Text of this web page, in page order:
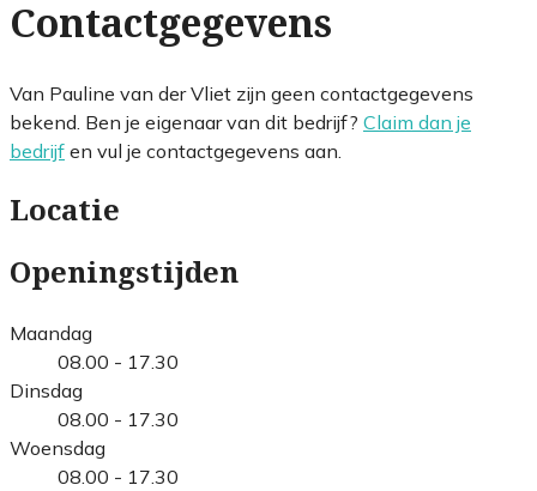
Contactgegevens
Van Pauline van der Vliet zijn geen contactgegevens
bekend. Ben je eigenaar van dit bedrijf? Claim dan je
bedrijf en vul je contactgegevens aan.
Locatie
Openingstijden
Maandag
08.00 - 17.30
Dinsdag
08.00 - 17.30
Woensdag
08.00 - 17.30